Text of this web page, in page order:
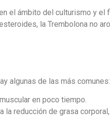
el ámbito del culturismo y
la Trembolona no
algunas de las más comunes:
en poco tiempo.
reducción de grasa